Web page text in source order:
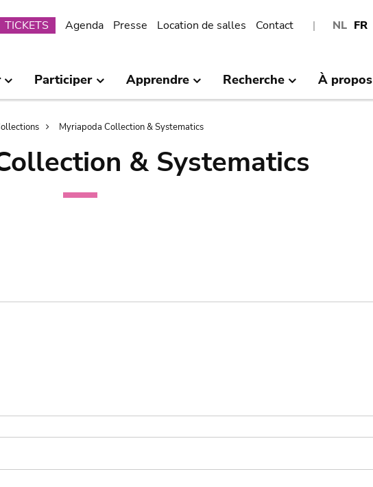
NL FR
TICKETS Agenda Presse Location de salles Contact
Participer Apprendre Recherche À propos
Myriapoda Collection & Systematics
& Systematics